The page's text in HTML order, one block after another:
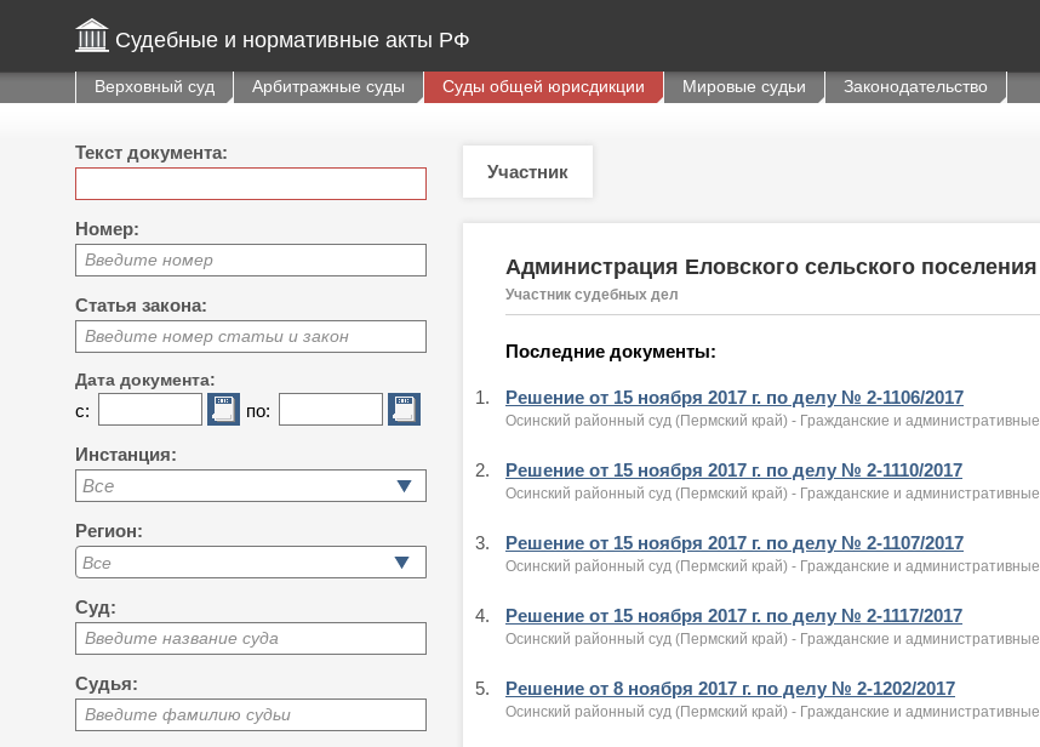
Судебные и нормативные акты РФ
Верховный суд Арбитражные суды Суды общей юрисдикции Мировые судьи Законодательство
Текст документа:
Номер:
Введите номер
Статья закона:
Введите номер статьи и закон
Дата документа:
с: по:
Инстанция:
Все
Регион:
Суд:
Введите название суда
Судья:
Введите фамилию судьи
Участник
Администрация Еловского сельского поселения
Участник судебных дел
Последние документы:
1. Решение от 15 ноября 2017 г. по делу № 2-1106/2017
Осинский районный суд (Пермский край) - Гражданские и административные
2. Решение от 15 ноября 2017 г. по делу № 2-1110/2017
Осинский районный суд (Пермский край) - Гражданские и административные
3. Решение от 15 ноября 2017 г. по делу № 2-1107/2017
Осинский районный суд (Пермский край) - Гражданские и административные
4. Решение от 15 ноября 2017 г. по делу № 2-1117/2017
Осинский районный суд (Пермский край) - Гражданские и административные
5. Решение от 8 ноября 2017 г. по делу № 2-1202/2017
Осинский районный суд (Пермский край) - Гражданские и административные